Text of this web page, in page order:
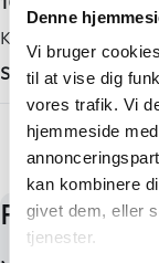
Denne
Vi bruger
til at vise dig
vores trafik. Vi
hjemmeside
kan kombinere
givet dem, eller
tjenester.
Karosseri
SUV
Tilkoblingsvægt
750 kg
Tilkoblingsvægt
550 kg
+ Vis flere